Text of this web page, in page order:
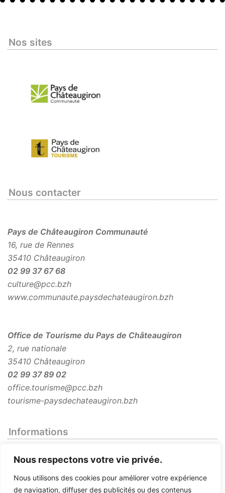
Nous respectons votre vie privée.
Nous utilisons des cookies pour améliorer votre expérience
de navigation, diffuser des publicités ou des contenus
Nos sites
Nous contacter
Pays de Châteaugiron Communauté
16, rue de Rennes
35410 Châteaugiron
02 99 37 67 68
culture@pcc.bzh
www.communaute.paysdechateaugiron.bzh
Office de Tourisme du Pays de Châteaugiron
2, rue nationale
35410 Châteaugiron
02 99 37 89 02
office.tourisme@pcc.bzh
tourisme-paysdechateaugiron.bzh
Informations
Infos pratiques
Mentions légales
Plan du site